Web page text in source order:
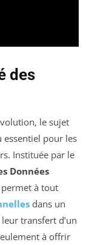
des
le sujet
essentiel pour les
Instituée par le
Données
à tout
dans un
transfert d’un
à offrir